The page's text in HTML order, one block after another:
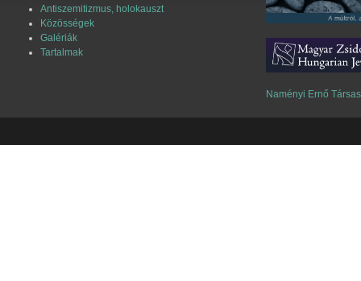
Antiszemitizmus, holokauszt
Közösségek
Galériák
Tartalmak
Naményi Ernő